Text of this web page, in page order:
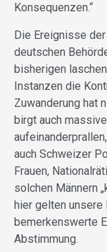
Konsequenzen.“
Die Ereignisse
deutschen
bisherigen
Instanzen die
Zuwanderung hat
birgt auch
auch Schweizer
Frauen,
solchen Männern
hier gelten unsere
bemerkenswerte
Abstimmung.